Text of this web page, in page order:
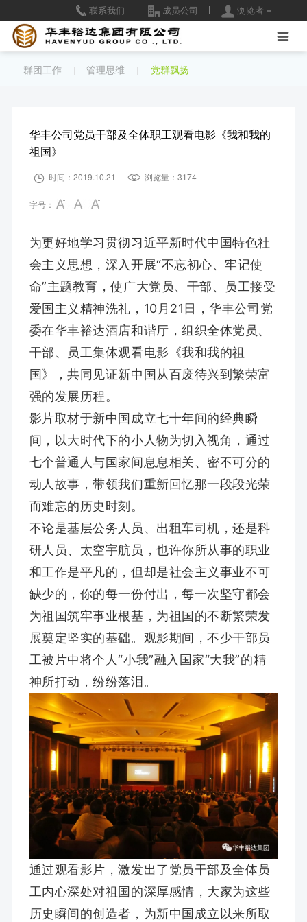
浏览者
成员公司
联系我们

新闻中心
视频中心
产品业务
洗煤
物流
党群荟萃
招标信息
华丰物资招采平台
备用招标系统
加入华丰
简历投递
人力战略
群团工作 | 管理思维 | 党群飘扬
华丰公司党员干部及全体职工观看电影《我和我的
祖国》
 时间：2019.10.21  浏览量：3174
字号：
为更好地学习贯彻习近平新时代中国特色社
会主义思想，深入开展“不忘初心、牢记使
命”主题教育，使广大党员、干部、员工接受
爱国主义精神洗礼，10月21日，华丰公司党
委在华丰裕达酒店和谐厅，组织全体党员、
干部、员工集体观看电影《我和我的祖
国》，共同见证新中国从百废待兴到繁荣富
强的发展历程。
影片取材于新中国成立七十年间的经典瞬
间，以大时代下的小人物为切入视角，通过
七个普通人与国家间息息相关、密不可分的
动人故事，带领我们重新回忆那一段段光荣
而难忘的历史时刻。
不论是基层公务人员、出租车司机，还是科
研人员、太空宇航员，也许你所从事的职业
和工作是平凡的，但却是社会主义事业不可
缺少的，你的每一份付出，每一次坚守都会
为祖国筑牢事业根基，为祖国的不断繁荣发
展奠定坚实的基础。 观影期间，不少干部员
工被片中将个人“小我”融入国家“大我”的精
神所打动，纷纷落泪。
通过观看影片，激发出了党员干部及全体员
工内心深处对祖国的深厚感情，大家为这些
历史瞬间的创造者，为新中国成立以来所取